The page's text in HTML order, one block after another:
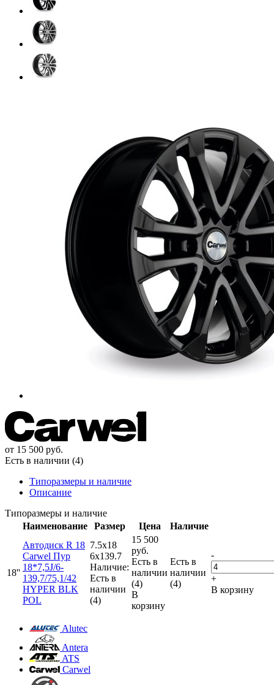
от 15 500 руб.
Есть в наличии (4)
Типоразмеры и наличие
Описание
Типоразмеры и наличие
Наименование
Размер Цена Наличие
18''
Автодиск R 18
Carwel Пур
18*7,5J/6-
139,7/75,1/42
HYPER BLK
POL
7.5x18
6x139.7
Наличие:
Есть в
наличии
(4)
15 500
руб.
Есть в
наличии
(4)
В
корзину
Есть в
наличии
(4)
-
+
В корзину
Alutec
Antera
ATS
Carwel